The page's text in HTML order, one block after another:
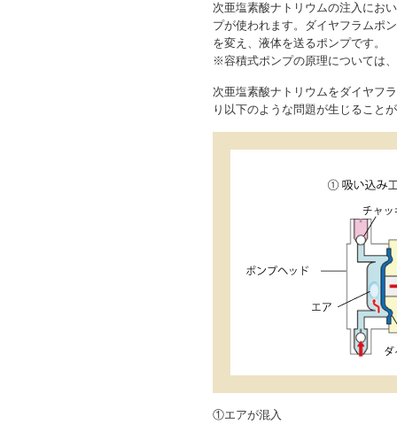
次亜塩素酸ナトリウムの注入にお
プが使われます。ダイヤフラムポ
を変え、液体を送るポンプです。
※容積式ポンプの原理については
次亜塩素酸ナトリウムをダイヤフ
り以下のような問題が生じること
①エアが混入